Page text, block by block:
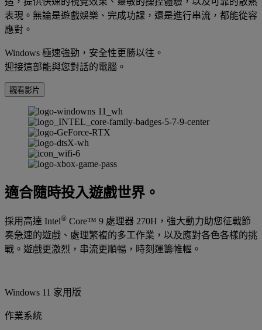
表現。無論是遊戲娛樂、完成功課，還是進行串流，都能從容
應對。
Windows 極速強勁，安全性更勝以往。
迎接這部能與您對話的電腦。
觀看影片
適合隨時投入遊戲世界。
採用高達 Intel® Core™ 9 處理器 270H，強大動力助您征戰節
奏急速的遊戲、處理繁複的多工作業，以及應對各色各樣的挑
戰。遊戲更激烈，串流更順暢，時刻運籌帷幄。
Windows 11 家用版
作業系統